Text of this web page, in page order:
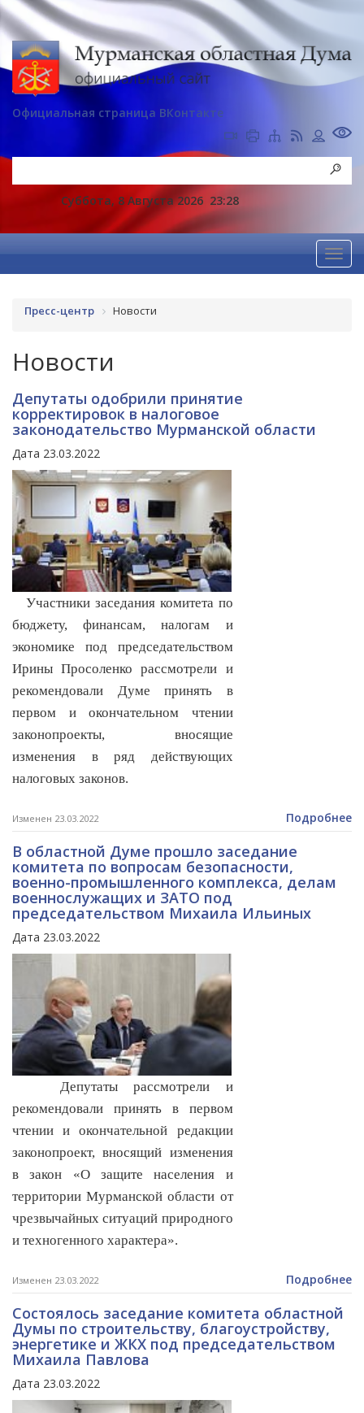
Официальная страница ВКонтакте
Суббота, 8 Августа 2026 23:28
Пресс-центр Новости
Новости
Депутаты одобрили принятие
корректировок в налоговое
законодательство Мурманской области
Дата 23.03.2022
Участники заседания комитета по
бюджету, финансам, налогам и
экономике под председательством
Ирины Просоленко рассмотрели и
рекомендовали Думе принять в
первом и окончательном чтении
законопроекты, вносящие
изменения в ряд действующих
налоговых законов.
Изменен 23.03.2022 Подробнее
В областной Думе прошло заседание
комитета по вопросам безопасности,
военно-промышленного комплекса, делам
военнослужащих и ЗАТО под
председательством Михаила Ильиных
Дата 23.03.2022
Депутаты рассмотрели и
рекомендовали принять в первом
чтении и окончательной редакции
законопроект, вносящий изменения
в закон «О защите населения и
территории Мурманской области от
чрезвычайных ситуаций природного
и техногенного характера».
Изменен 23.03.2022 Подробнее
Состоялось заседание комитета областной
Думы по строительству, благоустройству,
энергетике и ЖКХ под председательством
Михаила Павлова
Дата 23.03.2022